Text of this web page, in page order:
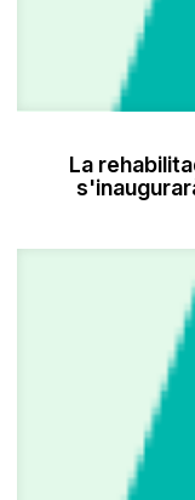
La